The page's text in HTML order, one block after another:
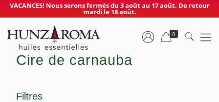
VACANCES! Nous serons fermés du 3 août au 17 août. De retour
mardi le 18 août.
0
Cire de carnauba
Filtres